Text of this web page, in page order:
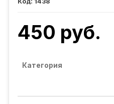
450 руб.
Категория